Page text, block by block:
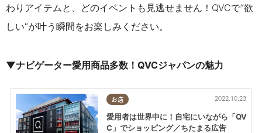
わりアイテムと、どのイベントも見逃せません！QVCで“欲
しい”が叶う瞬間をお楽しみください。
▼ナビゲーター愛用商品多数！QVCジャパンの魅力
お店 2022.10.23
愛用者は世界中に！自宅にいながら「QV
C」でショッピング／ちたまる広告